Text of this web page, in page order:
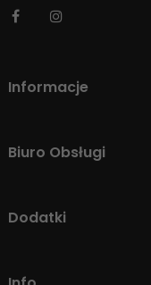
Facebook
Informacje
Biuro Obsługi
Dodatki